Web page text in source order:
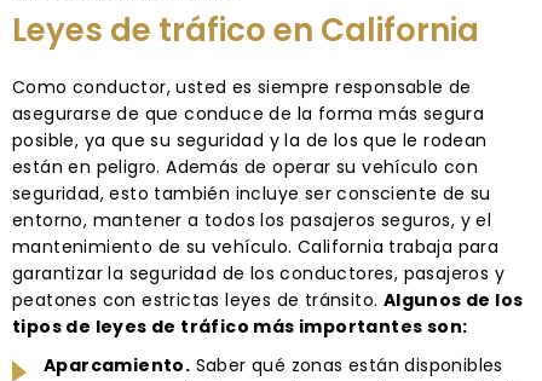
Leyes de tráfico en California
Como conductor, usted es siempre responsable de
asegurarse de que conduce de la forma más segura
posible, ya que su seguridad y la de los que le rodean
están en peligro. Además de operar su vehículo con
seguridad, esto también incluye ser consciente de su
entorno, mantener a todos los pasajeros seguros, y el
mantenimiento de su vehículo. California trabaja para
garantizar la seguridad de los conductores, pasajeros y
peatones con estrictas leyes de tránsito. Algunos de los
tipos de leyes de tráfico más importantes son:
Aparcamiento. Saber qué zonas están disponibles